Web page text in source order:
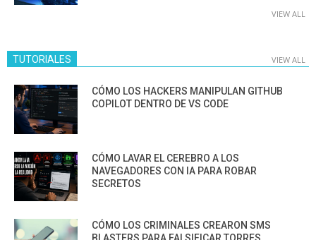
VIEW ALL
TUTORIALES VIEW ALL
CÓMO LOS HACKERS MANIPULAN GITHUB
COPILOT DENTRO DE VS CODE
CÓMO LAVAR EL CEREBRO A LOS
NAVEGADORES CON IA PARA ROBAR
SECRETOS
CÓMO LOS CRIMINALES CREARON SMS
BLASTERS PARA FALSIFICAR TORRES